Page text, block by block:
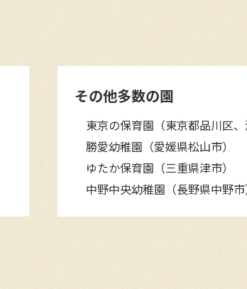
その他多数の園
東京の保育園（東京都品川区、
勝愛幼稚園（愛媛県松山市）
ゆたか保育園（三重県津市）
中野中央幼稚園（長野県中野市